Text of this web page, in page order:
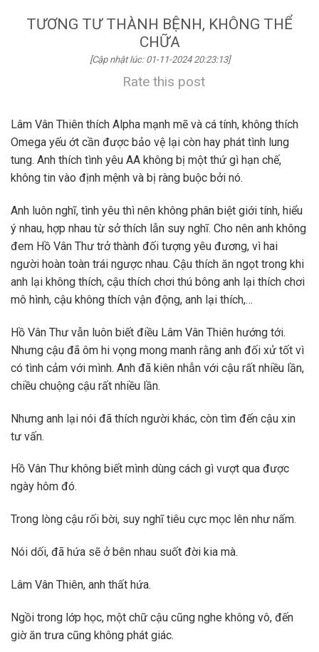
TƯƠNG TƯ THÀNH BỆNH, KHÔNG THỂ
CHỮA
[Cập nhật lúc: 01-11-2024 20:23:13]
Rate this post
Lâm Vân Thiên thích Alpha mạnh mẽ và cá tính, không thích
Omega yếu ớt cần được bảo vệ lại còn hay phát tình lung
tung. Anh thích tình yêu AA không bị một thứ gì hạn chế,
không tin vào định mệnh và bị ràng buộc bởi nó.
Anh luôn nghĩ, tình yêu thì nên không phân biệt giới tính, hiểu
ý nhau, hợp nhau từ sở thích lẫn suy nghĩ. Cho nên anh không
đem Hồ Vân Thư trở thành đối tượng yêu đương, vì hai
người hoàn toàn trái ngược nhau. Cậu thích ăn ngọt trong khi
anh lại không thích, cậu thích chơi thú bông anh lại thích chơi
mô hình, cậu không thích vận động, anh lại thích,…
Hồ Vân Thư vẫn luôn biết điều Lâm Vân Thiên hướng tới.
Nhưng cậu đã ôm hi vọng mong manh rằng anh đối xử tốt vì
có tình cảm với mình. Anh đã kiên nhẫn với cậu rất nhiều lần,
chiều chuộng cậu rất nhiều lần.
Nhưng anh lại nói đã thích người khác, còn tìm đến cậu xin
tư vấn.
Hồ Vân Thư không biết mình dùng cách gì vượt qua được
ngày hôm đó.
Trong lòng cậu rối bời, suy nghĩ tiêu cực mọc lên như nấm.
Nói dối, đã hứa sẽ ở bên nhau suốt đời kia mà.
Lâm Vân Thiên, anh thất hứa.
Ngồi trong lớp học, một chữ cậu cũng nghe không vô, đến
giờ ăn trưa cũng không phát giác.